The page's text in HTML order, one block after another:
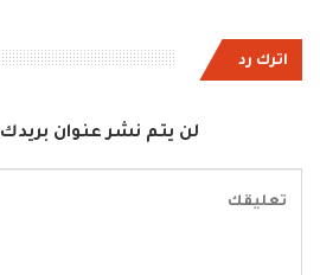
اترك رد
لن يتم نشر عنوان بريدك